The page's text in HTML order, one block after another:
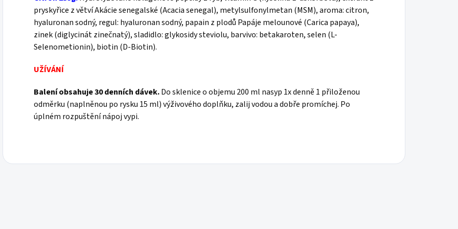
pryskyřice z větví Akácie senegalské (Acacia senegal), metylsulfonylmetan (MSM), aroma: citron,
hyaluronan sodný, regul: hyaluronan sodný, papain z plodů Papáje melounové (Carica papaya),
zinek (diglycinát zinečnatý), sladidlo: glykosidy steviolu, barvivo: betakaroten, selen (L-
Selenometionin), biotin (D-Biotin).
UŽÍVÁNÍ
Balení obsahuje 30 denních dávek.Do sklenice o objemu 200 ml nasyp 1x denně 1 přiloženou
odměrku (naplněnou po rysku 15 ml) výživového doplňku, zalij vodou a dobře promíchej. Po
úplném rozpuštění nápoj vypi.